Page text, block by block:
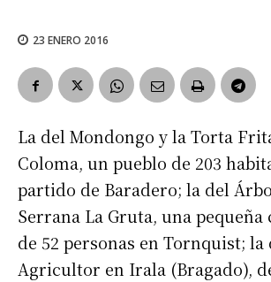
23 ENERO 2016
La del Mondongo y la Torta
Coloma, un pueblo de 203
partido de Baradero; la del
Serrana La Gruta, una
de 52 personas en Tornquist; la
Agricultor en Irala (Bragado),